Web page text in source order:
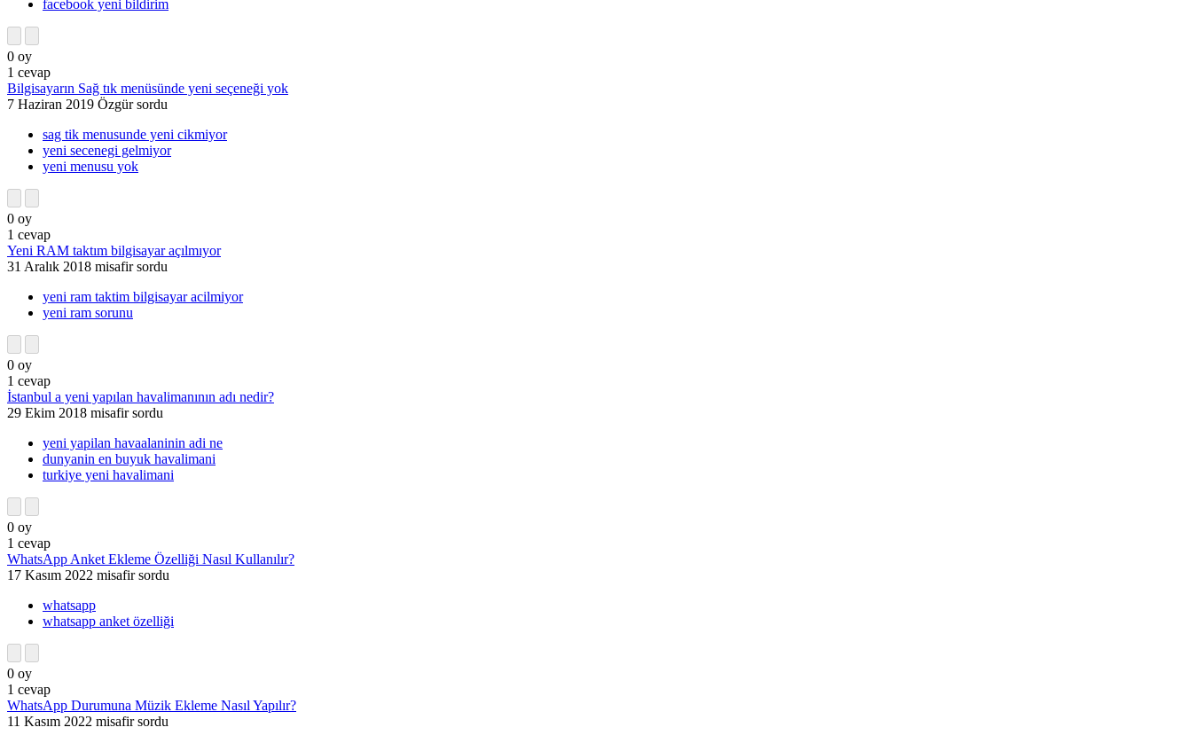
facebook yeni bildirim
0 oy
1 cevap
Bilgisayarın Sağ tık menüsünde yeni seçeneği yok
7 Haziran 2019 Özgür sordu
sag tik menusunde yeni cikmiyor
yeni secenegi gelmiyor
yeni menusu yok
0 oy
1 cevap
Yeni RAM taktım bilgisayar açılmıyor
31 Aralık 2018 misafir sordu
yeni ram taktim bilgisayar acilmiyor
yeni ram sorunu
0 oy
1 cevap
İstanbul a yeni yapılan havalimanının adı nedir?
29 Ekim 2018 misafir sordu
yeni yapilan havaalaninin adi ne
dunyanin en buyuk havalimani
turkiye yeni havalimani
0 oy
1 cevap
WhatsApp Anket Ekleme Özelliği Nasıl Kullanılır?
17 Kasım 2022 misafir sordu
whatsapp
whatsapp anket özelliği
0 oy
1 cevap
WhatsApp Durumuna Müzik Ekleme Nasıl Yapılır?
11 Kasım 2022 misafir sordu